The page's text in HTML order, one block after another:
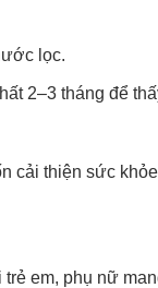
lọc.
2–3 tháng để
cải thiện sức
em, phụ nữ